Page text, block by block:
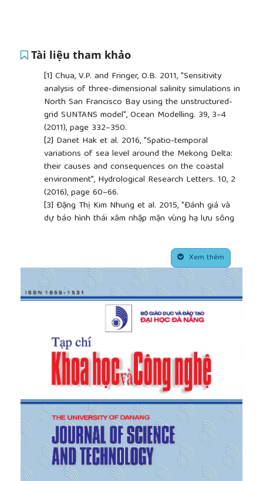
Tài liệu tham khảo
[1] Chua, V.P. and Fringer, O.B. 2011, "Sensitivity
analysis of three-dimensional salinity simulations in
North San Francisco Bay using the unstructured-
grid SUNTANS model", Ocean Modelling. 39, 3–4
(2011), page 332–350.
[2] Danet Hak et al. 2016, "Spatio-temporal
variations of sea level around the Mekong Delta:
their causes and consequences on the coastal
environment", Hydrological Research Letters. 10, 2
(2016), page 60–66.
[3] Đặng Thị Kim Nhung et al. 2015, "Đánh giá và
dự báo hình thái xâm nhập mặn vùng hạ lưu sông
Eric Wolanski et al. 1998, "Sediment dynamics
during low flow conditions in the Mekong river
estuary, Vietnam", Journal of Coastal Research, 14,
2 (1998), page 472–482.
Fringer, O.B. et al. 2006, "A new hybrid model
for coastal simulations", Oceanography, 19, 1 (2006),
page 64–77.
[6]Van Maren, D.S. and Hoekstra, P. 2004,
"Seasonal variation of hydrodynamics and sediment
dynamics in a shallow subtropical estuary: the Ba
Lat River, Vietnam", Estuarine, Coastal and Shelf
Science, 60, 3 (Jul. 2004), page 529–540.
[7]Nguyen, A.D. et al. 2007, "Using salt instrusion
measurement to determine the fresh water
discharge distribution over the branches of a multi-
channel estuary: The Mekong delta case", Estuarine,
Coastal and Shelf Science, 77, 3 (2007), page 433–
Xem thêm